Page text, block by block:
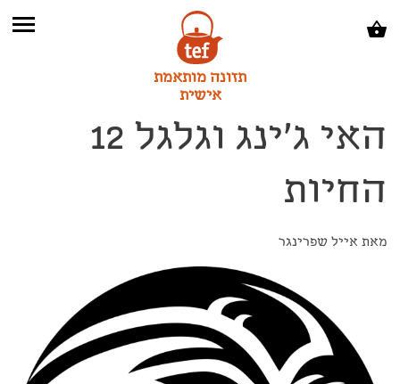
תזונה מותאמת
אישית
האי ג'ינג וגלגל 12
החיות
מאת אייל שפרינגר